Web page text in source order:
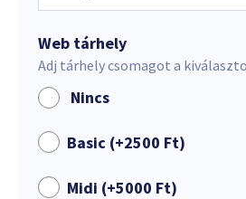
Web tárhely
Adj tárhely csomagot a
Nincs
Basic (+2500 Ft)
Midi (+5000 Ft)